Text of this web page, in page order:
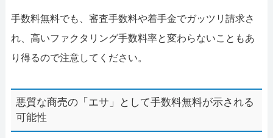
手数料無料でも、審査手数料や着手金でガッツリ請求さ
れ、高いファクタリング手数料率と変わらないこともあ
り得るので注意してください。
悪質な商売の「エサ」として手数料無料が示される
可能性